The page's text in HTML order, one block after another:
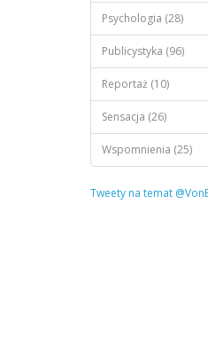
Psychologia (28)
Publicystyka (96)
Reportaż (10)
Sensacja (26)
Wspomnienia (25)
Tweety na temat